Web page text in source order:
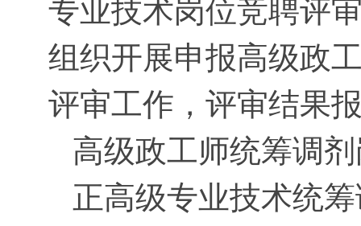
专业技术岗位竞聘评
组织开展申报高级政
评审工作，评审结果
高级政工师统筹调
正高级专业技术统